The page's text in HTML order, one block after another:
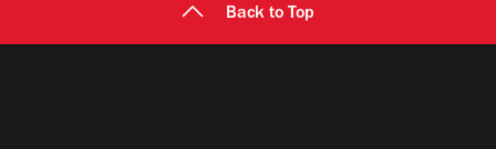
Back to Top